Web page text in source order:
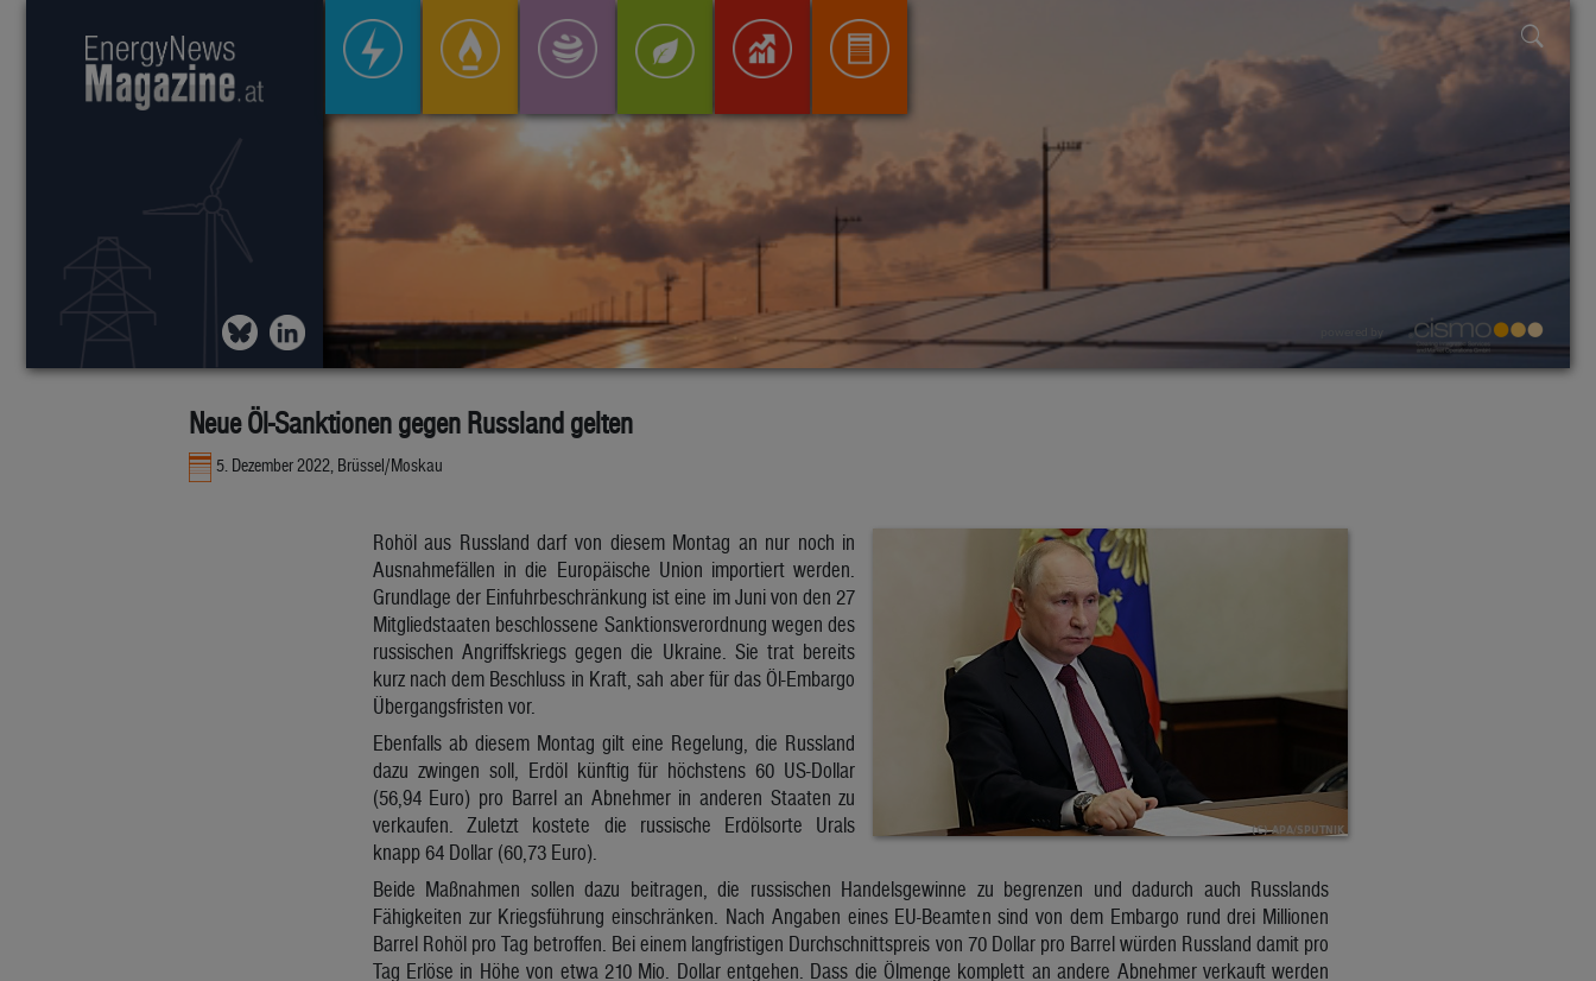
Neue Öl-Sanktionen gegen Russland gelten
5. Dezember 2022, Brüssel/Moskau
Rohöl aus Russland darf von diesem Montag an nur noch in
Ausnahmefällen in die Europäische Union importiert werden.
Grundlage der Einfuhrbeschränkung ist eine im Juni von den 27
Mitgliedstaaten beschlossene Sanktionsverordnung wegen des
russischen Angriffskriegs gegen die Ukraine. Sie trat bereits
kurz nach dem Beschluss in Kraft, sah aber für das Öl-Embargo
Übergangsfristen vor.
Ebenfalls ab diesem Montag gilt eine Regelung, die Russland
dazu zwingen soll, Erdöl künftig für höchstens 60 US-Dollar
(56,94 Euro) pro Barrel an Abnehmer in anderen Staaten zu
verkaufen. Zuletzt kostete die russische Erdölsorte Urals
knapp 64 Dollar (60,73 Euro).
Beide Maßnahmen sollen dazu beitragen, die russischen Handelsgewinne zu begrenzen und dadurch auch Russlands
Fähigkeiten zur Kriegsführung einschränken. Nach Angaben eines EU-Beamten sind von dem Embargo rund drei Millionen
Barrel Rohöl pro Tag betroffen. Bei einem langfristigen Durchschnittspreis von 70 Dollar pro Barrel würden Russland damit pro
Tag Erlöse in Höhe von etwa 210 Mio. Dollar entgehen. Dass die Ölmenge komplett an andere Abnehmer verkauft werden